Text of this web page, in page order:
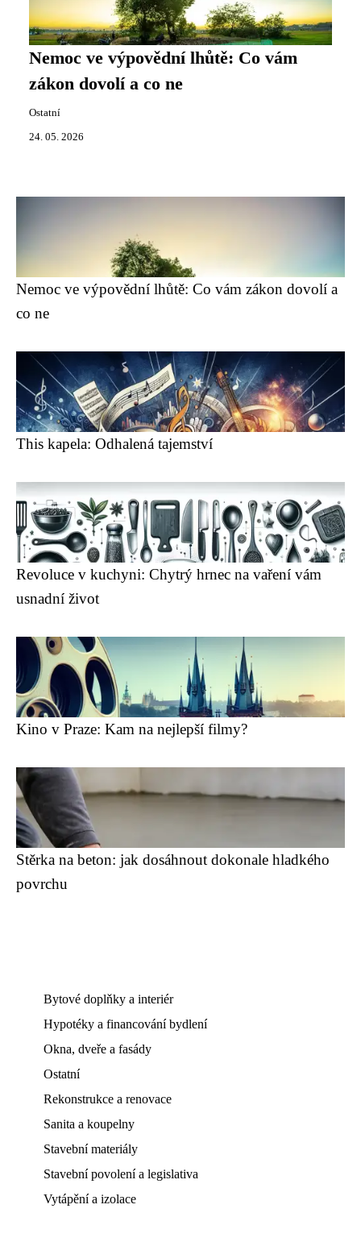
Nemoc ve výpovědní lhůtě: Co vám
zákon dovolí a co ne
Ostatní
24. 05. 2026
Nemoc ve výpovědní lhůtě: Co vám zákon dovolí a
co ne
This kapela: Odhalená tajemství
Revoluce v kuchyni: Chytrý hrnec na vaření vám
usnadní život
Kino v Praze: Kam na nejlepší filmy?
Stěrka na beton: jak dosáhnout dokonale hladkého
povrchu
Bytové doplňky a interiér
Hypotéky a financování bydlení
Okna, dveře a fasády
Ostatní
Rekonstrukce a renovace
Sanita a koupelny
Stavební materiály
Stavební povolení a legislativa
Vytápění a izolace